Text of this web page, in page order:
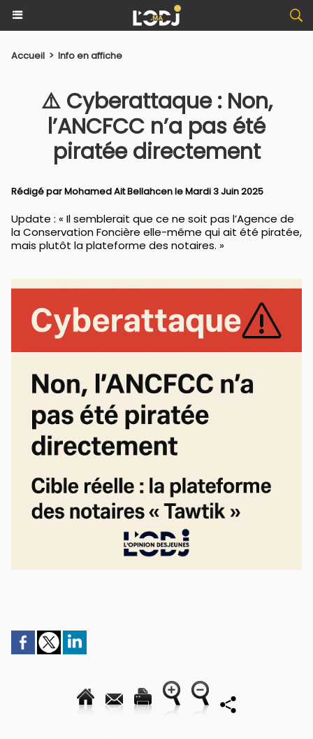
Accueil > Info en affiche
⚠️ Cyberattaque : Non,
l’ANCFCC n’a pas été
piratée directement
Rédigé parMohamed Ait Bellahcenle Mardi 3 Juin 2025
Update : « Il semblerait que ce ne soit pas l’Agence de
la Conservation Foncière elle-même qui ait été piratée,
mais plutôt la plateforme des notaires. »